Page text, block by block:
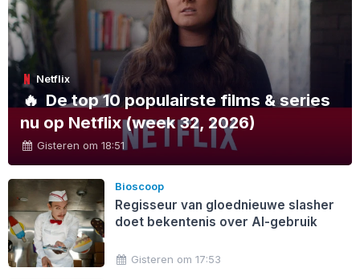
Netflix
🔥 De top 10 populairste films & series
nu op Netflix (week 32, 2026)
Gisteren om 18:51
Bioscoop
Regisseur van gloednieuwe slasher
doet bekentenis over AI-gebruik
Gisteren om 17:53